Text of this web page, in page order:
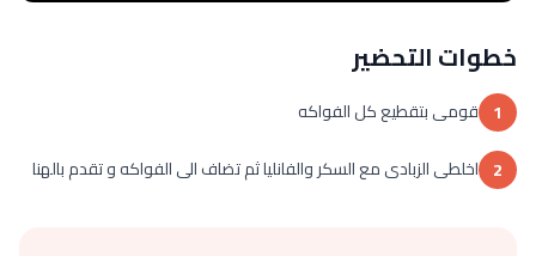
خطوات التحضير
1 قومى بتقطيع كل الفواكه
2 اخلطى الزبادى مع السكر والفانليا ثم تضاف الى الفواكه و تقدم بالهنا